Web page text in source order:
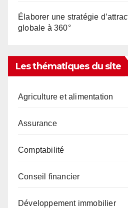
Élaborer une stratégie
globale à 360°
Les thématiques du site
Agriculture et alimentation
Assurance
Comptabilité
Conseil financier
Développement immobilier